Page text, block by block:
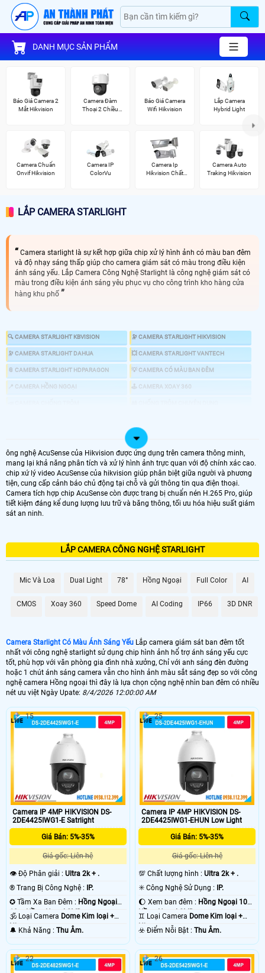
DANH MỤC SẢN PHẨM
Báo Giá Camera 2
Mắt Hikvision
Camera Đàm
Thoại 2 Chiều
Báo Giá Camera
Wifi Hikvision
Lắp Camera
Hybrid Light
Camera Chuẩn
Onvif Hikvision
Camera IP
ColorVu
Camera Ip
Hikvision Chất
Camera Auto
Traking Hikvision
LẮP CAMERA STARLIGHT
Camera starlight là sự kết hợp giữa chip xử lý hình ảnh có màu ban đêm
và độ nhạy sáng thấp giúp cho camera giám sát có màu trong điều kiện
ánh sáng yếu. Lắp Camera Công Nghệ Starlight là công nghệ giám sát có
màu trong điều kiện ánh sáng yêu phục vụ cho công trình kho hàng cửa
hàng khu phố
🔍 CAMERA STARLIGHT KBVISION 🔭 CAMERA STARLIGHT HIKVISION
🔭 CAMERA STARLIGHT DAHUA 💥 CAMERA STARLIGHT VANTECH
📎 CAMERA STARLIGHT HDPARAGON 💡 CAMERA CÓ MÀU BAN ĐÊM
📍 CAMERA HỒNG NGOẠI 🕹 CAMERA XOAY 360
🌜 TÌM HIỂU VỀ CMAERA STARLIGHT
🔆 Camera công nghệ Starlight là loại camera có khả năng giám sát tốt ở
điều kiện ánh sáng tại khu vực giám sát yếu. Khác với camera hồng ngoại
truyền thống sẽ cho hình ảnh trắng đen thì camera starlight sẽ cho hình
ảnh màu sắc tương tự như ban ngày mà không cần phải có đèn chiếu sáng
hổ trợ.
🌛 Camera Starlight kbvision
2.10.000 VNĐ HFW2230SP-S-S2
1.400,000 VNĐ DS-2CE71D8T-PIRL
💙 Lắp Camera Wifi Starlight
1.700.000 VNĐ Ebitcam EBO2
🥈 Lắp Camera Starlight Trọn Bộ
1.700.000 VNĐ Camera Dahua
Camera starlight mang lại hiệu quả giám sát ban đêm tốt nhất, có thể nói đây
là giải pháp lắp camera phù hợp cho gia đình văn phòng, với tiêu chí giám sát
ban đêm hiệu quả hình ảnh rõ nét. Ngoài ra camera starlight vẫn có thể giám
sát hồng ngoại trong điều kiện không có ánh sáng cho giải pháp giám sát
hoàn hảo hơn. 😱
ông nghệ AcuSense của Hikvision được ứng dụng trên camera thông minh,
mang lại khả năng phân tích và xử lý hình ảnh trực quan với độ chính xác cao.
chip xứ lý video AcuSense của hikvision giúp phân biệt giữa người và phương
tiện, cung cấp cảnh báo chủ động tại chỗ và gửi thông tin qua điện thoại.
Camera tích hợp chip AcuSense còn được trang bị chuẩn nén H.265 Pro, giúp
tiết kiệm đáng kể dung lượng lưu trữ và băng thông, tối ưu hóa hiệu suất giám
sát an ninh.
LẮP CAMERA CÔNG NGHỆ STARLIGHT
Mic Và Loa Dual Light 78° Hồng Ngoại Full Color AI
CMOS Xoay 360 Speed Dome AI Coding IP66 3D DNR
Camera Starlight Có Màu Ánh Sáng Yếu Lắp camera giám sát ban đêm tốt
nhất với công nghệ starlight sử dụng chip hình ảnh hổ trợ ánh sáng yếu cực
tốt, phù hợp với văn phòng gia đình nhà xưởng, Chỉ với anh sáng đèn đường
hoặc 1 chút ánh sáng camera vẫn cho hình ảnh màu sắt sáng đẹp so với công
nghệ camera Hồng ngoại thì đây là lựa chọn cộng nghệ nhìn ban đêm có nhiều
nét ưu việt Ngày Upate: 8/4/2026 12:00:00 AM
Camera IP 4MP HIKVISION DS-
2DE4425IWG1-E Satrlight
Giá Bán: 5%-35%
Giá gốc: Liên hệ
👁 Độ Phân giải : Ultra 2k + .
®️ Trang Bị Công Nghệ :
IP.
✪ Tầm Xa Ban Đêm : Hồng Ngoại
10m Hồng Ngoại SMD.
🕉️ Loại Camera Dome Kim loại +
Nhựa.
️🔔 Khả Năng : Thu Âm.
15
Camera IP 4MP HIKVISION DS-
2DE4425IWG1-EHUN Low Light
Giá Bán: 5%-35%
Giá gốc: Liên hệ
💯 Chất lượng hình :Ultra 2k + .
✳️ Công Nghệ Sử Dụng :
IP.
🌔 Xem ban đêm : Hồng Ngoại 10m
Hồng Ngoại SMD.
♊ Loại Camera Dome Kim loại +
Nhựa.
️☣️ Điểm Nỗi Bật :Thu Âm.
25
22 26